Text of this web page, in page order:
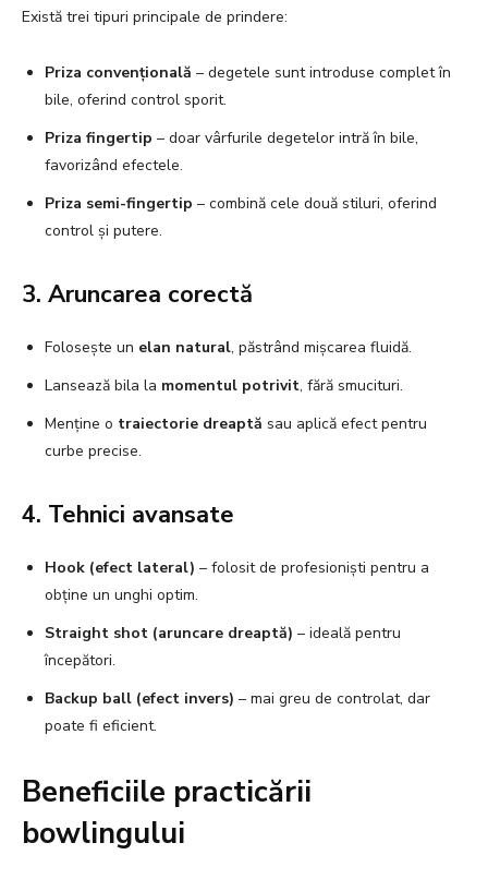
Există trei tipuri principale de prindere:
Priza convențională – degetele sunt introduse complet în
bile, oferind control sporit.
Priza fingertip – doar vârfurile degetelor intră în bile,
favorizând efectele.
Priza semi-fingertip – combină cele două stiluri, oferind
control și putere.
3. Aruncarea corectă
Folosește un elan natural, păstrând mișcarea fluidă.
Lansează bila la momentul potrivit, fără smucituri.
Menține o traiectorie dreaptă sau aplică efect pentru
curbe precise.
4. Tehnici avansate
Hook (efect lateral) – folosit de profesioniști pentru a
obține un unghi optim.
Straight shot (aruncare dreaptă) – ideală pentru
începători.
Backup ball (efect invers) – mai greu de controlat, dar
poate fi eficient.
Beneficiile practicării
bowlingului